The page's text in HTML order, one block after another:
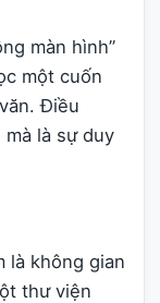
màn hình”
một cuốn
Điều
là sự duy
là không gian
thư viện